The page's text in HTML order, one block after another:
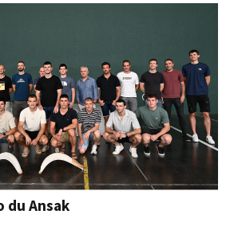
du Ansak